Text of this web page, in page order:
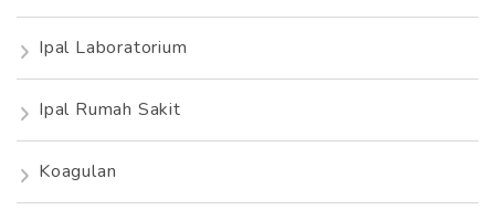
Ipal Laboratorium
Ipal Rumah Sakit
Koagulan